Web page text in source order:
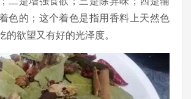
色的；这个着色是指用香料上天然色
的欲望又有好的光泽度。